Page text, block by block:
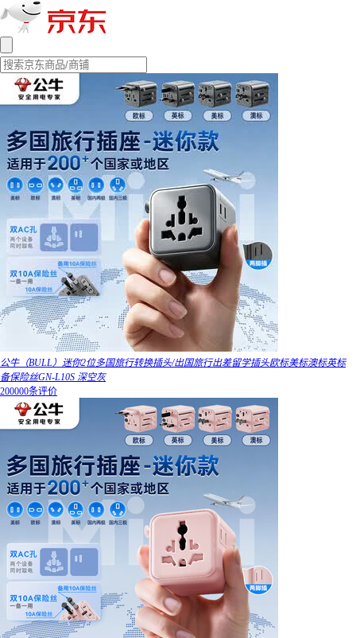
公牛（BULL）迷你2位多国旅行转换插头/出国旅行出差留学插头欧标美标澳标英标
备保险丝GN-L10S 深空灰
200000条评价